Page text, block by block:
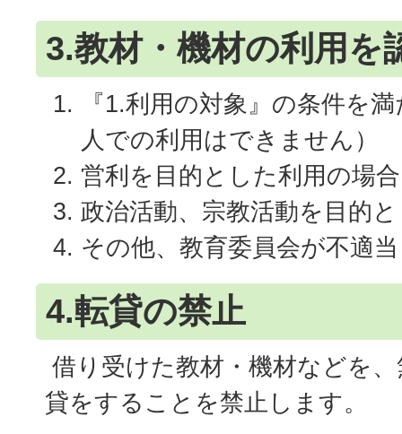
3.教材・機材の利用を
『1.利用の対象』の条件を
人での利用はできません）
営利を目的とした利用の場合
政治活動、宗教活動を目的
その他、教育委員会が不適
4.転貸の禁止
借り受けた教材・機材などを
貸をすることを禁止します。